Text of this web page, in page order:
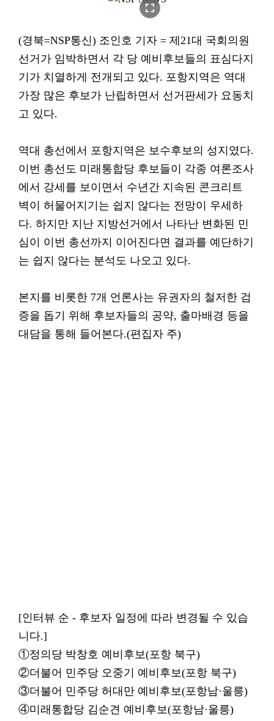
fullscreen
(경북=NSP통신) 조인호 기자 = 제21대 국회의원
선거가 임박하면서 각 당 예비후보들의 표심다지
기가 치열하게 전개되고 있다. 포항지역은 역대
가장 많은 후보가 난립하면서 선거판세가 요동치
고 있다.
역대 총선에서 포항지역은 보수후보의 성지였다.
이번 총선도 미래통합당 후보들이 각종 여론조사
에서 강세를 보이면서 수년간 지속된 콘크리트
벽이 허물어지기는 쉽지 않다는 전망이 우세하
다. 하지만 지난 지방선거에서 나타난 변화된 민
심이 이번 총선까지 이어진다면 결과를 예단하기
는 쉽지 않다는 분석도 나오고 있다.
본지를 비롯한 7개 언론사는 유권자의 철저한 검
증을 돕기 위해 후보자들의 공약, 출마배경 등을
대담을 통해 들어본다.(편집자 주)
[인터뷰 순 - 후보자 일정에 따라 변경될 수 있습
니다.]
①정의당 박창호 예비후보(포항 북구)
②더불어 민주당 오중기 예비후보(포항 북구)
③더불어 민주당 허대만 예비후보(포항남·울릉)
④미래통합당 김순견 예비후보(포항남·울릉)